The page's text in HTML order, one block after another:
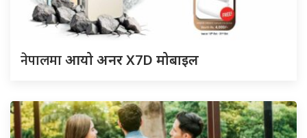
नेपालमाआयो अनर X7D मोबाइल